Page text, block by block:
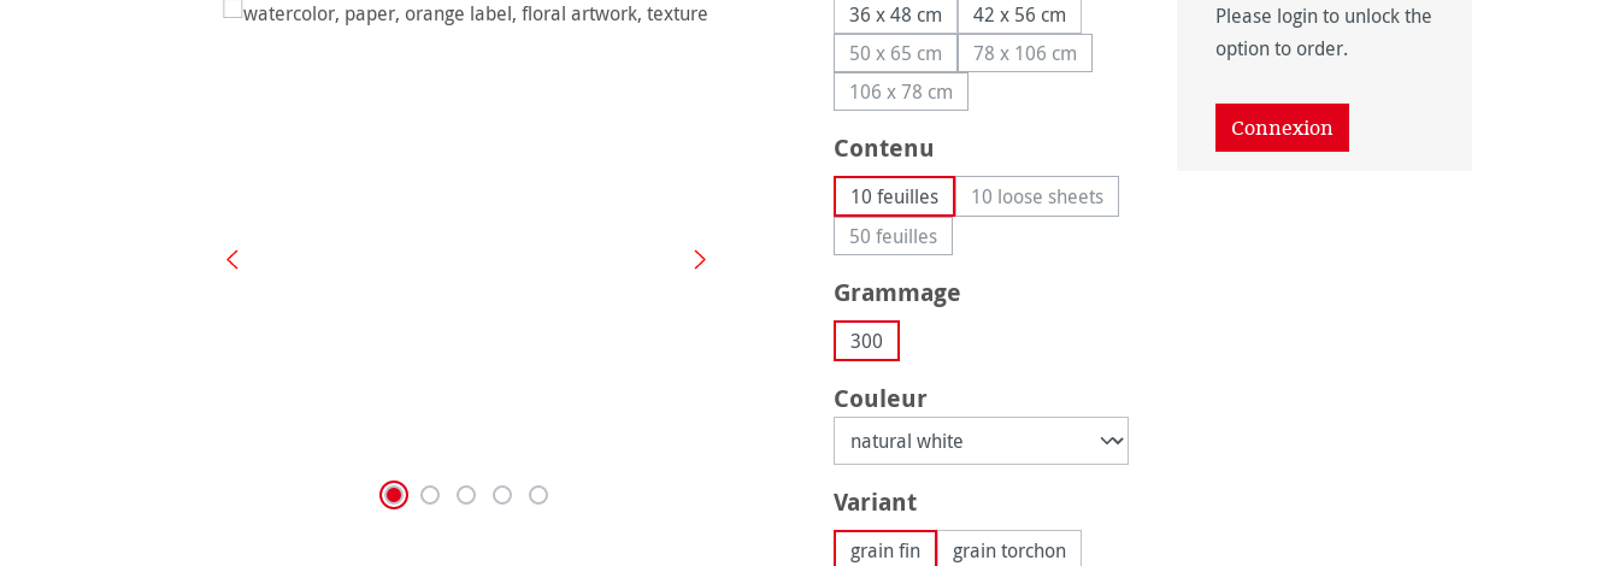
36 x 48 cm
42 x 56 cm
50 x 65 cm(Cette option n'est pas disponible pour le moment.)
78 x 106 cm(Cette option n'est pas disponible pour le moment.)
106 x 78 cm(Cette option n'est pas disponible pour le moment.)
Sélectionnez
Contenu
10 feuilles 10 loose sheets(Cette option n'est pas disponible pour le moment.)
50 feuilles(Cette option n'est pas disponible pour le moment.)
Sélectionnez
Grammage
300
Sélectionnez
Couleur
Sélectionnez
Variant
grain fin grain torchon
Please login to unlock the
option to order.
Connexion